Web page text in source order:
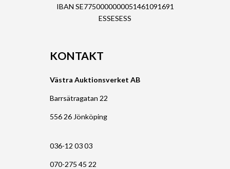
IBAN SE7750000000051461091691
ESSESESS
KONTAKT
Västra Auktionsverket AB
Barrsätragatan 22
556 26 Jönköping
036-12 03 03
070-275 45 22